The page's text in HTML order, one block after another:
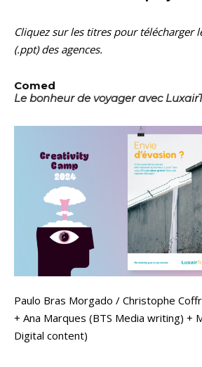
Cliquez sur les titres pour télécharger
(.ppt) des agences.
Comed
Le bonheur de voyager avec
Paulo Bras Morgado / Christophe
+ Ana Marques (BTS Media writing) +
Digital content)